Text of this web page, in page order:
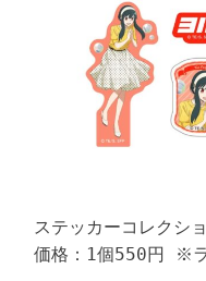
ステッカーコレクシ
価格：1個550円 ※